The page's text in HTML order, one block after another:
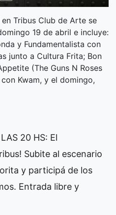
Tribus Club de Arte se
19 de abril e incluye:
y Fundamentalista con
junto a Cultura Frita; Bon
(The Guns N Roses
Kwam, y el domingo,
20 HS: El
Subite al escenario
y participá de los
Entrada libre y